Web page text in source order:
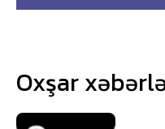
Oxşar